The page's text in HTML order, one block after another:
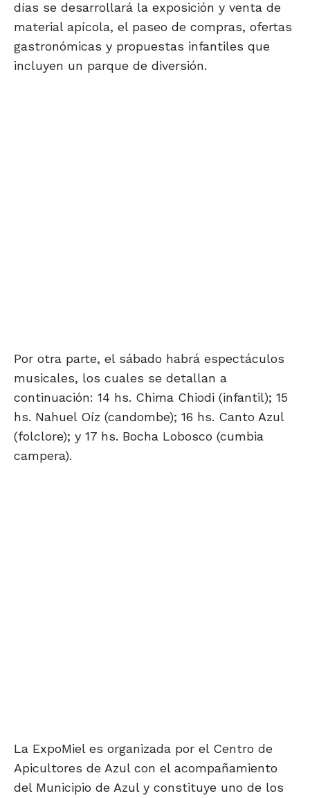
días se desarrollará la exposición y venta de
material apícola, el paseo de compras, ofertas
gastronómicas y propuestas infantiles que
incluyen un parque de diversión.
Por otra parte, el sábado habrá espectáculos
musicales, los cuales se detallan a
continuación: 14 hs. Chima Chiodi (infantil); 15
hs. Nahuel Oíz (candombe); 16 hs. Canto Azul
(folclore); y 17 hs. Bocha Lobosco (cumbia
campera).
La ExpoMiel es organizada por el Centro de
Apicultores de Azul con el acompañamiento
del Municipio de Azul y constituye uno de los